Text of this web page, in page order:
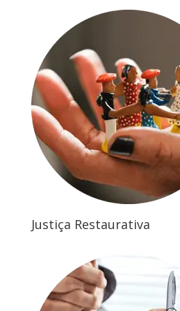
Justiça Restaurativa